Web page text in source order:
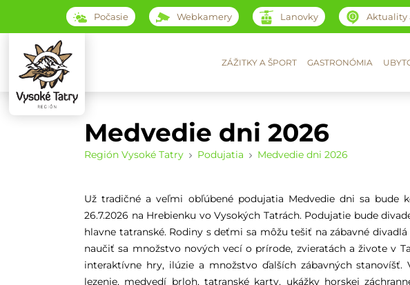
Počasie Webkamery Lanovky Aktuality
ZÁŽITKY A ŠPORT GASTRONÓMIA
Medvedie dni 2026
Región Vysoké Tatry Podujatia Medvedie dni 2026
Už tradičné a veľmi obľúbené podujatia Medvedie dni sa
26.7.2026 na Hrebienku vo Vysokých Tatrách. Podujatie bude
hlavne tatranské. Rodiny s deťmi sa môžu tešiť na zábavné
naučiť sa množstvo nových vecí o prírode, zvieratách a živote v
interaktívne hry, ilúzie a množstvo ďalších zábavných
lezenie, medvedí brloh, tatranské karty, ukážky horskej